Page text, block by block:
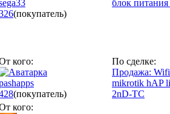
(покупатель)
блок
кого:
(покупатель)
По сделке:
Продажа: Wifi
mikrotik hAP
2nD-TC
кого: